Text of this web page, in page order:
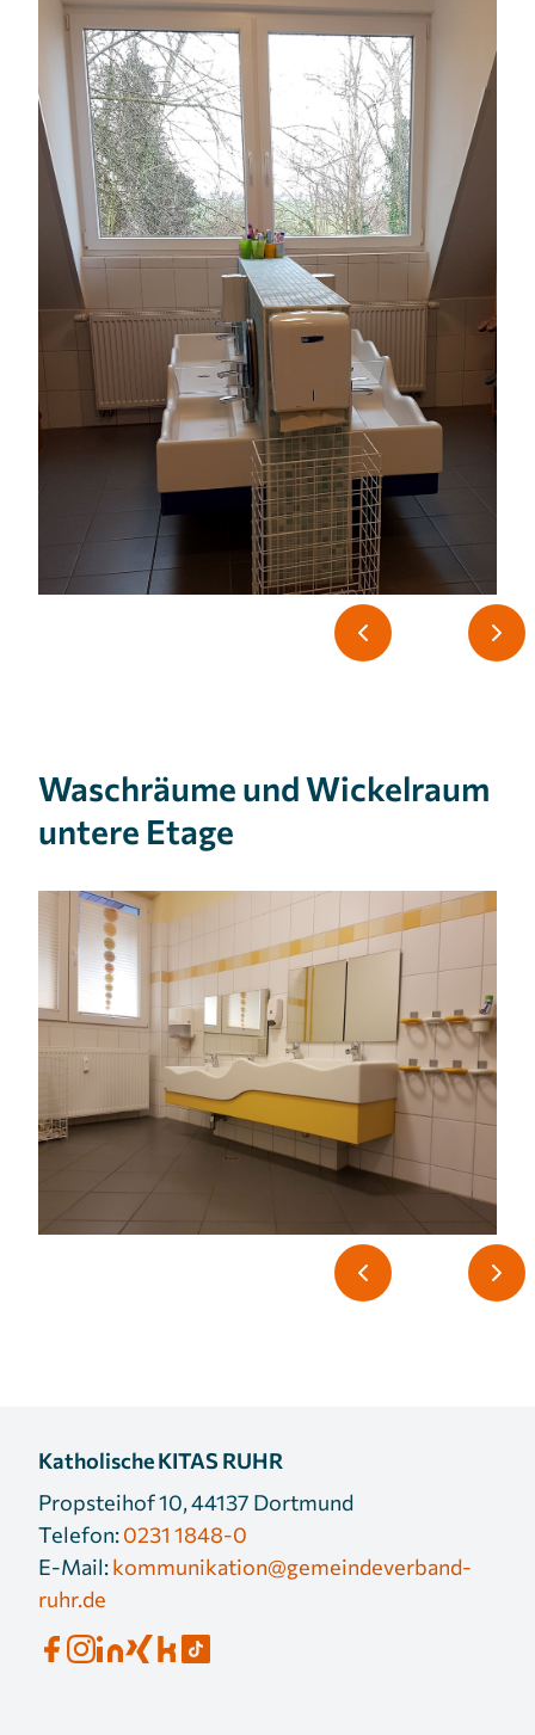
Waschräume und Wickelraum
untere Etage
Katholische KITAS RUHR
Propsteihof 10, 44137 Dortmund
Telefon:0231 1848-0
E-Mail:kommunikation@gemeindeverband-
ruhr.de